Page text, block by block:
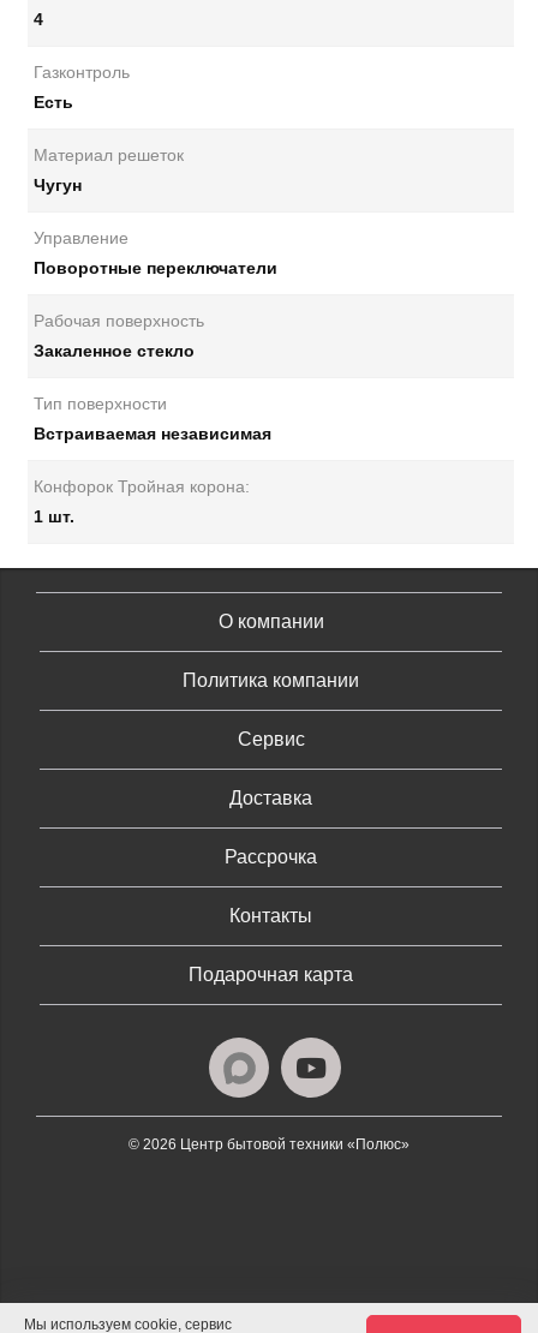
4
Газконтроль
Есть
Материал решеток
Чугун
Управление
Поворотные переключатели
Рабочая поверхность
Закаленное стекло
Тип поверхности
Встраиваемая независимая
Конфорок Тройная корона:
1 шт.
О компании
Политика компании
Сервис
Доставка
Рассрочка
Контакты
Подарочная карта
© 2026 Центр бытовой техники «Полюс»
Мы используем cookie, сервис